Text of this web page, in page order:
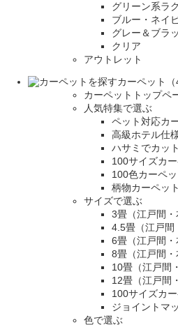
グリーン系ラ
ブルー・ネイ
グレー＆ブラ
クリア
アウトレット
カーペット（
カーペットトップペ
人気特集で選ぶ
ペット対応カ
高級ホテル仕
ハサミでカッ
100サイズカ
100色カーペッ
柄物カーペット
サイズで選ぶ
3畳（江戸間・
4.5畳（江戸間
6畳（江戸間・
8畳（江戸間・
10畳（江戸間
12畳（江戸間
100サイズカ
ジョイントマ
色で選ぶ